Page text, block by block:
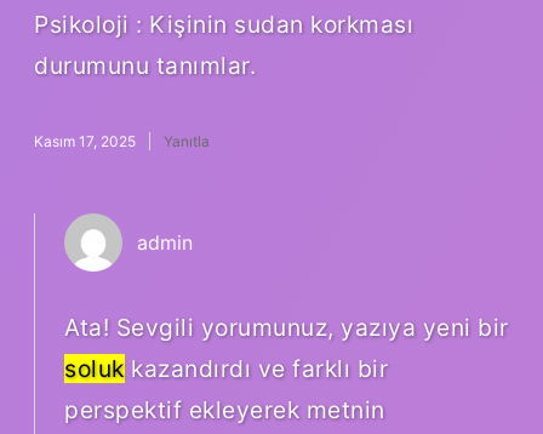
Psikoloji : Kişinin sudan korkması
durumunu tanımlar.
Kasım 17, 2025 Yanıtla
admin
Ata! Sevgili yorumunuz, yazıya yeni bir
solukkazandırdı ve farklı bir
perspektif ekleyerek metnin